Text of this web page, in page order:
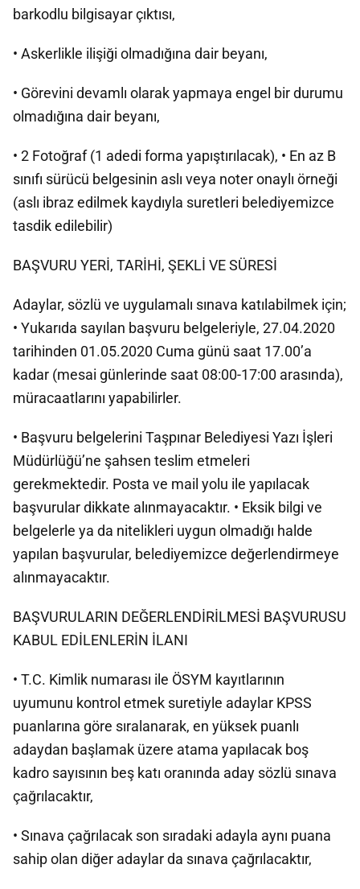
barkodlu bilgisayar çıktısı,
• Askerlikle ilişiği olmadığına dair beyanı,
• Görevini devamlı olarak yapmaya engel bir durumu
olmadığına dair beyanı,
• 2 Fotoğraf (1 adedi forma yapıştırılacak), • En az B
sınıfı sürücü belgesinin aslı veya noter onaylı örneği
(aslı ibraz edilmek kaydıyla suretleri belediyemizce
tasdik edilebilir)
BAŞVURU YERİ, TARİHİ, ŞEKLİ VE SÜRESİ
Adaylar, sözlü ve uygulamalı sınava katılabilmek için;
• Yukarıda sayılan başvuru belgeleriyle, 27.04.2020
tarihinden 01.05.2020 Cuma günü saat 17.00’a
kadar (mesai günlerinde saat 08:00-17:00 arasında),
müracaatlarını yapabilirler.
• Başvuru belgelerini Taşpınar Belediyesi Yazı İşleri
Müdürlüğü’ne şahsen teslim etmeleri
gerekmektedir. Posta ve mail yolu ile yapılacak
başvurular dikkate alınmayacaktır. • Eksik bilgi ve
belgelerle ya da nitelikleri uygun olmadığı halde
yapılan başvurular, belediyemizce değerlendirmeye
alınmayacaktır.
BAŞVURULARIN DEĞERLENDİRİLMESİ BAŞVURUSU
KABUL EDİLENLERİN İLANI
• T.C. Kimlik numarası ile ÖSYM kayıtlarının
uyumunu kontrol etmek suretiyle adaylar KPSS
puanlarına göre sıralanarak, en yüksek puanlı
adaydan başlamak üzere atama yapılacak boş
kadro sayısının beş katı oranında aday sözlü sınava
çağrılacaktır,
• Sınava çağrılacak son sıradaki adayla aynı puana
sahip olan diğer adaylar da sınava çağrılacaktır,